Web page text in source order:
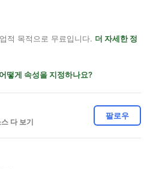
적 목적으로 무료입니다. 더 자세한 정
어떻게 속성을 지정하나요?
다 보기
팔로우